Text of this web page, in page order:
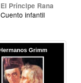
El Príncipe Rana
Cuento infantil